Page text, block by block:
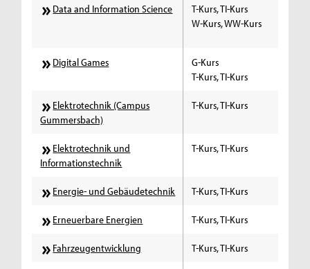
Data and Information Science
T-Kurs, TI-Kurs
W-Kurs, WW-Kurs
Digital Games
G-Kurs
T-Kurs, TI-Kurs
Elektrotechnik (Campus
Gummersbach)
T-Kurs, TI-Kurs
Elektrotechnik und
Informationstechnik
T-Kurs, TI-Kurs
Energie- und Gebäudetechnik T-Kurs, TI-Kurs
Erneuerbare Energien T-Kurs, TI-Kurs
Fahrzeugentwicklung T-Kurs, TI-Kurs